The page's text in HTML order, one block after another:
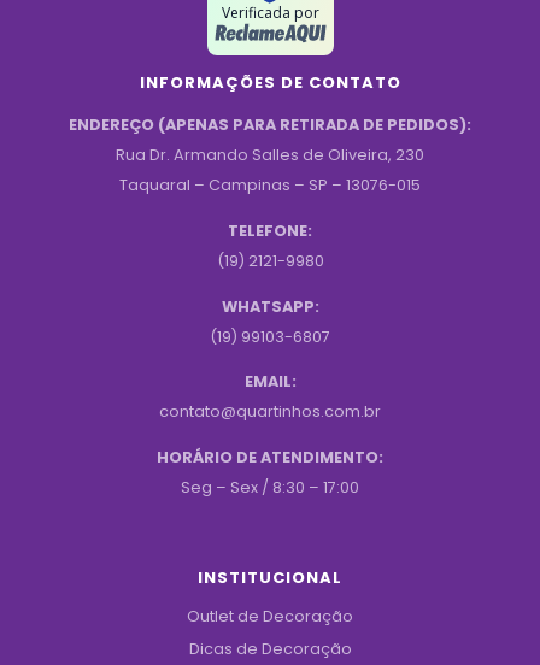
Verificada por
INFORMAÇÕES DE CONTATO
ENDEREÇO (APENAS PARA RETIRADA DE PEDIDOS):
Rua Dr. Armando Salles de Oliveira, 230
Taquaral – Campinas – SP – 13076-015
TELEFONE:
(19) 2121-9980
WHATSAPP:
(19) 99103-6807
EMAIL:
contato@quartinhos.com.br
HORÁRIO DE ATENDIMENTO:
Seg – Sex / 8:30 – 17:00
INSTITUCIONAL
Outlet de Decoração
Dicas de Decoração